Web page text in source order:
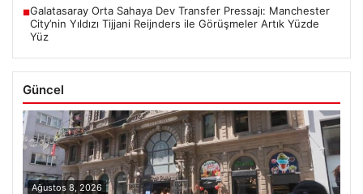
■Galatasaray Orta Sahaya Dev Transfer Pressajı: Manchester
City’nin Yıldızı Tijjani Reijnders ile Görüşmeler Artık Yüzde
Yüz
Güncel
Ağustos 8, 2026